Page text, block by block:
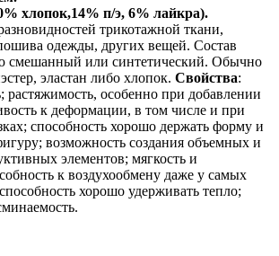
хлопок,14% п/э, 6% лайкра).
трикотажной ткани,
одежды, других вещей. Состав
смешанный или синтетический. Обычно
эластан либо хлопок. Свойства:
растяжимость, особенно при добавлении
к деформации, в том числе и при
способность хорошо держать форму и
возможность создания объемных и
элементов; мягкость и
к воздухообмену даже у самых
хорошо удерживать тепло;